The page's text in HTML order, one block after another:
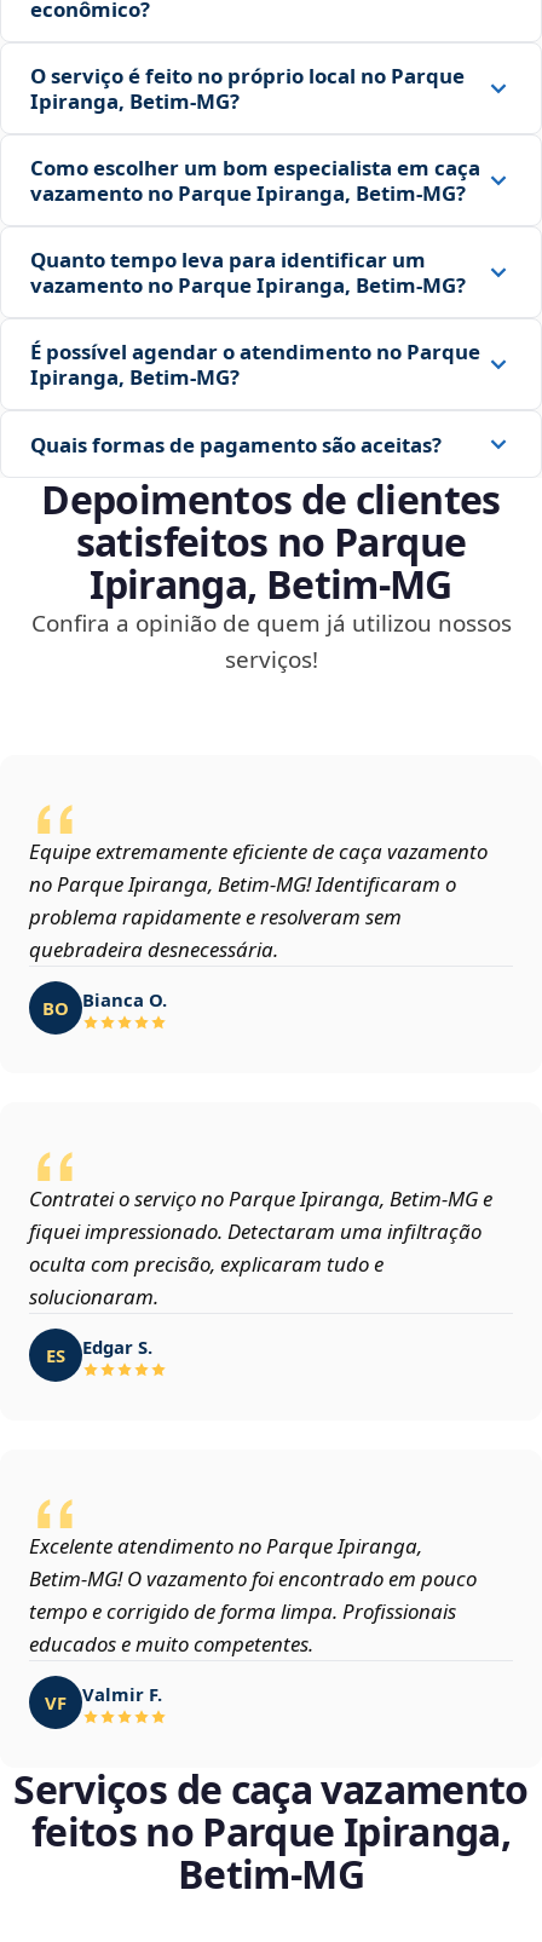
econômico?
O serviço é feito no próprio local no Parque
Ipiranga, Betim‑MG?
Como escolher um bom especialista em caça
vazamento no Parque Ipiranga, Betim‑MG?
Quanto tempo leva para identificar um
vazamento no Parque Ipiranga, Betim‑MG?
É possível agendar o atendimento no Parque
Ipiranga, Betim‑MG?
Quais formas de pagamento são aceitas?
Depoimentos de clientes
satisfeitos no Parque
Ipiranga, Betim‑MG
Confira a opinião de quem já utilizou nossos
serviços!
Equipe extremamente eficiente de caça vazamento
no Parque Ipiranga, Betim‑MG! Identificaram o
problema rapidamente e resolveram sem
quebradeira desnecessária.
BO Bianca O.
Contratei o serviço no Parque Ipiranga, Betim‑MG e
fiquei impressionado. Detectaram uma infiltração
oculta com precisão, explicaram tudo e
solucionaram.
ES Edgar S.
Excelente atendimento no Parque Ipiranga,
Betim‑MG! O vazamento foi encontrado em pouco
tempo e corrigido de forma limpa. Profissionais
educados e muito competentes.
VF Valmir F.
Serviços de caça vazamento
feitos no Parque Ipiranga,
Betim‑MG